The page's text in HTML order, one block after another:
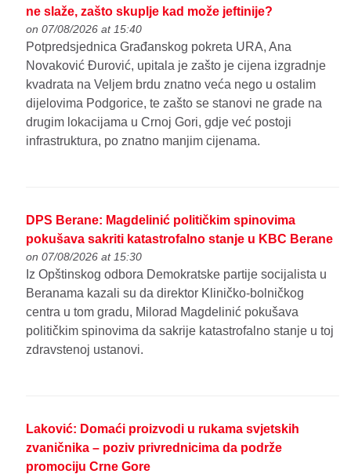
ne slaže, zašto skuplje kad može jeftinije?
on 07/08/2026 at 15:40
Potpredsjednica Građanskog pokreta URA, Ana
Novaković Đurović, upitala je zašto je cijena izgradnje
kvadrata na Veljem brdu znatno veća nego u ostalim
dijelovima Podgorice, te zašto se stanovi ne grade na
drugim lokacijama u Crnoj Gori, gdje već postoji
infrastruktura, po znatno manjim cijenama.
DPS Berane: Magdelinić političkim spinovima
pokušava sakriti katastrofalno stanje u KBC Berane
on 07/08/2026 at 15:30
Iz Opštinskog odbora Demokratske partije socijalista u
Beranama kazali su da direktor Kliničko-bolničkog
centra u tom gradu, Milorad Magdelinić pokušava
političkim spinovima da sakrije katastrofalno stanje u toj
zdravstenoj ustanovi.
Laković: Domaći proizvodi u rukama svjetskih
zvaničnika – poziv privrednicima da podrže
promociju Crne Gore